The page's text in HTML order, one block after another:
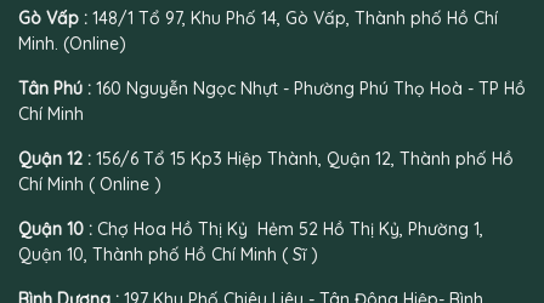
Gò Vấp : 148/1 Tổ 97, Khu Phố 14, Gò Vấp, Thành phố Hồ Chí
Minh. (Online)
Tân Phú : 160 Nguyễn Ngọc Nhựt - Phường Phú Thọ Hoà - TP Hồ
Chí Minh
Quận 12 : 156/6 Tổ 15 Kp3 Hiệp Thành, Quận 12, Thành phố Hồ
Chí Minh ( Online )
Quận 10 : Chợ Hoa Hồ Thị Kỷ Hẻm 52 Hồ Thị Kỷ, Phường 1,
Quận 10, Thành phố Hồ Chí Minh ( Sĩ )